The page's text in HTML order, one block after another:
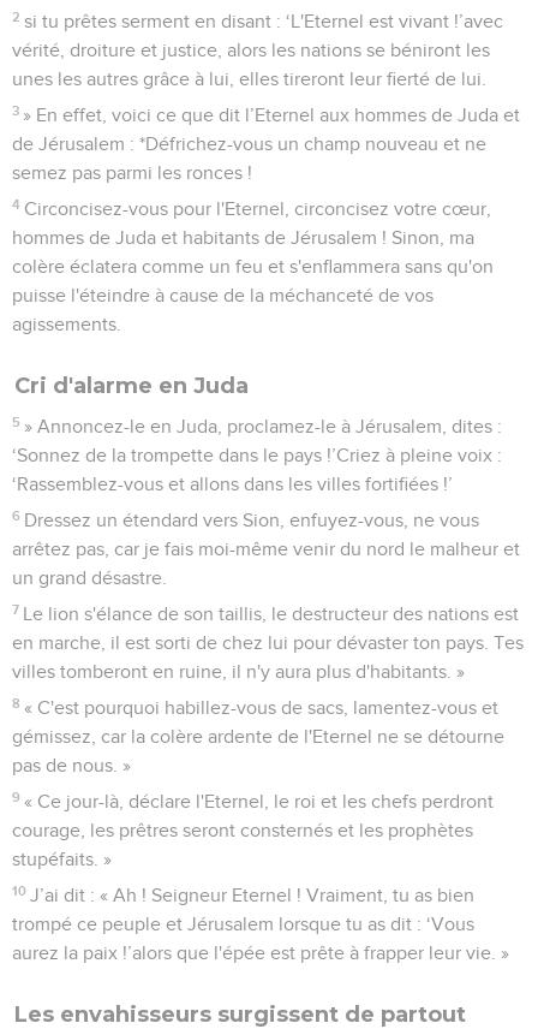
2 si tu prêtes serment en disant : ‘L'Eternel est vivant !’avec
vérité, droiture et justice, alors les nations se béniront les
unes les autres grâce à lui, elles tireront leur fierté de lui.
3 » En effet, voici ce que dit l’Eternel aux hommes de Juda et
de Jérusalem : *Défrichez-vous un champ nouveau et ne
semez pas parmi les ronces !
4 Circoncisez-vous pour l'Eternel, circoncisez votre cœur,
hommes de Juda et habitants de Jérusalem ! Sinon, ma
colère éclatera comme un feu et s'enflammera sans qu'on
puisse l'éteindre à cause de la méchanceté de vos
agissements.
Cri d'alarme en Juda
5 » Annoncez-le en Juda, proclamez-le à Jérusalem, dites :
‘Sonnez de la trompette dans le pays !’Criez à pleine voix :
‘Rassemblez-vous et allons dans les villes fortifiées !’
6 Dressez un étendard vers Sion, enfuyez-vous, ne vous
arrêtez pas, car je fais moi-même venir du nord le malheur et
un grand désastre.
7 Le lion s'élance de son taillis, le destructeur des nations est
en marche, il est sorti de chez lui pour dévaster ton pays. Tes
villes tomberont en ruine, il n'y aura plus d'habitants. »
8 « C'est pourquoi habillez-vous de sacs, lamentez-vous et
gémissez, car la colère ardente de l'Eternel ne se détourne
pas de nous. »
9 « Ce jour-là, déclare l'Eternel, le roi et les chefs perdront
courage, les prêtres seront consternés et les prophètes
stupéfaits. »
10 J’ai dit : « Ah ! Seigneur Eternel ! Vraiment, tu as bien
trompé ce peuple et Jérusalem lorsque tu as dit : ‘Vous
aurez la paix !’alors que l'épée est prête à frapper leur vie. »
Les envahisseurs surgissent de partout